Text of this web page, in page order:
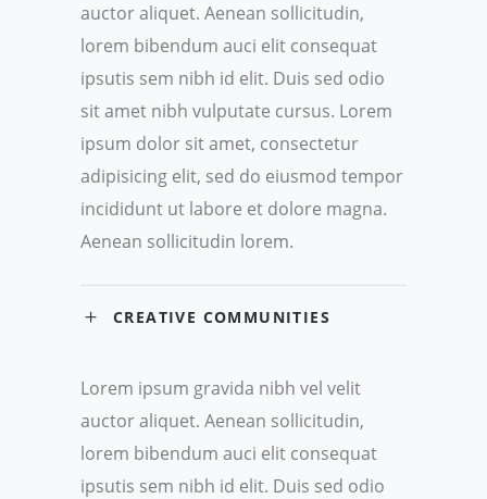
auctor aliquet. Aenean sollicitudin,
lorem bibendum auci elit consequat
ipsutis sem nibh id elit. Duis sed odio
sit amet nibh vulputate cursus. Lorem
ipsum dolor sit amet, consectetur
adipisicing elit, sed do eiusmod tempor
incididunt ut labore et dolore magna.
Aenean sollicitudin lorem.
CREATIVE COMMUNITIES
Lorem ipsum gravida nibh vel velit
auctor aliquet. Aenean sollicitudin,
lorem bibendum auci elit consequat
ipsutis sem nibh id elit. Duis sed odio